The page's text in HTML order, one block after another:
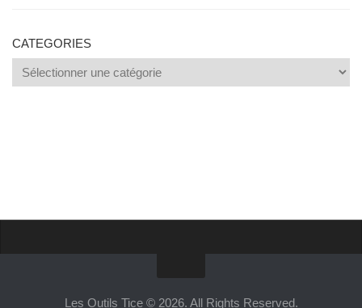
CATEGORIES
Categories
Annoncer sur Outils Tice
Les Outils Tice © 2026. All Rights Reserved.